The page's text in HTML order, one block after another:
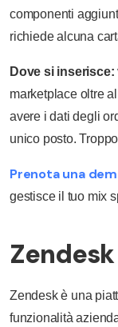
componenti
richiede alcuna
Dove si inserisce:
marketplace oltre
avere i dati degli
unico posto.
Prenota una
gestisce il tuo mix
Zendesk
Zendesk è una
funzionalità